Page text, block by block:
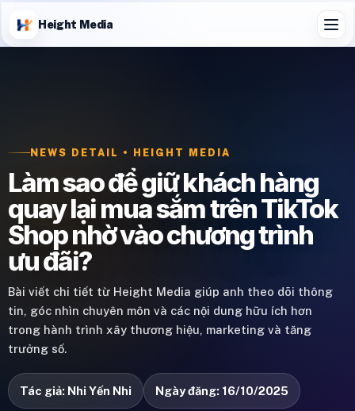
Height Media
NEWS DETAIL • HEIGHT MEDIA
Làm sao để giữ khách hàng
quay lại mua sắm trên TikTok
Shop nhờ vào chương trình
ưu đãi?
Bài viết chi tiết từ Height Media giúp anh theo dõi thông
tin, góc nhìn chuyên môn và các nội dung hữu ích hơn
trong hành trình xây thương hiệu, marketing và tăng
trưởng số.
Tác giả: Nhi Yến Nhi Ngày đăng: 16/10/2025